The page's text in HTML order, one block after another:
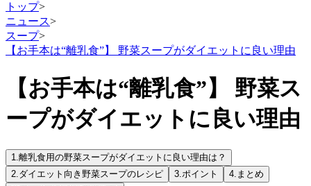
トップ>
ニュース>
スープ>
【お手本は“離乳食”】 野菜スープがダイエットに良い理由
【お手本は“離乳食”】 野菜ス
ープがダイエットに良い理由
1.離乳食用の野菜スープがダイエットに良い理由は？
2.ダイエット向き野菜スープのレシピ 3.ポイント 4. まとめ